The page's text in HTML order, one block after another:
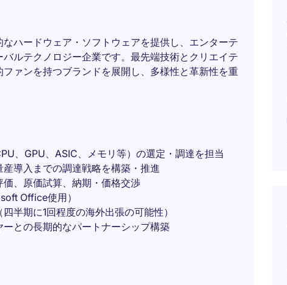
ハードウェア・ソフトウェアを提供し、エンターテ
ルテクノロジー企業です。最先端技術とクリエイテ
ァンを持つブランドを展開し、多様性と革新性を重
、GPU、ASIC、メモリ等）の選定・調達を担当
導入までの調達戦略を構築・推進
、原価試算、納期・価格交渉
Office使用）
半期に1回程度の海外出張の可能性）
との長期的なパートナーシップ構築